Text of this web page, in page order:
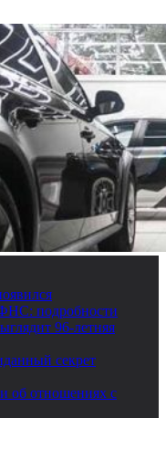
подробности
96-летняя
секрет
об отношениях с